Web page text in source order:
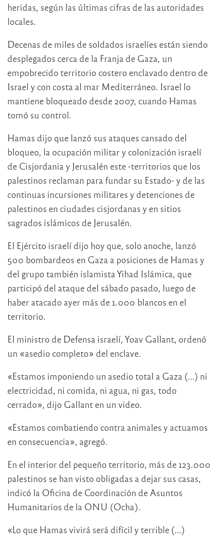
heridas, según las últimas cifras de las autoridades
locales.
Decenas de miles de soldados israelíes están siendo
desplegados cerca de la Franja de Gaza, un
empobrecido territorio costero enclavado dentro de
Israel y con costa al mar Mediterráneo. Israel lo
mantiene bloqueado desde 2007, cuando Hamas
tomó su control.
Hamas dijo que lanzó sus ataques cansado del
bloqueo, la ocupación militar y colonización israelí
de Cisjordania y Jerusalén este -territorios que los
palestinos reclaman para fundar su Estado- y de las
continuas incursiones militares y detenciones de
palestinos en ciudades cisjordanas y en sitios
sagrados islámicos de Jerusalén.
El Ejército israelí dijo hoy que, solo anoche, lanzó
500 bombardeos en Gaza a posiciones de Hamas y
del grupo también islamista Yihad Islámica, que
participó del ataque del sábado pasado, luego de
haber atacado ayer más de 1.000 blancos en el
territorio.
El ministro de Defensa israelí, Yoav Gallant, ordenó
un «asedio completo» del enclave.
«Estamos imponiendo un asedio total a Gaza (…) ni
electricidad, ni comida, ni agua, ni gas, todo
cerrado», dijo Gallant en un video.
«Estamos combatiendo contra animales y actuamos
en consecuencia», agregó.
En el interior del pequeño territorio, más de 123.000
palestinos se han visto obligadas a dejar sus casas,
indicó la Oficina de Coordinación de Asuntos
Humanitarios de la ONU (Ocha).
«Lo que Hamas vivirá será difícil y terrible (…)